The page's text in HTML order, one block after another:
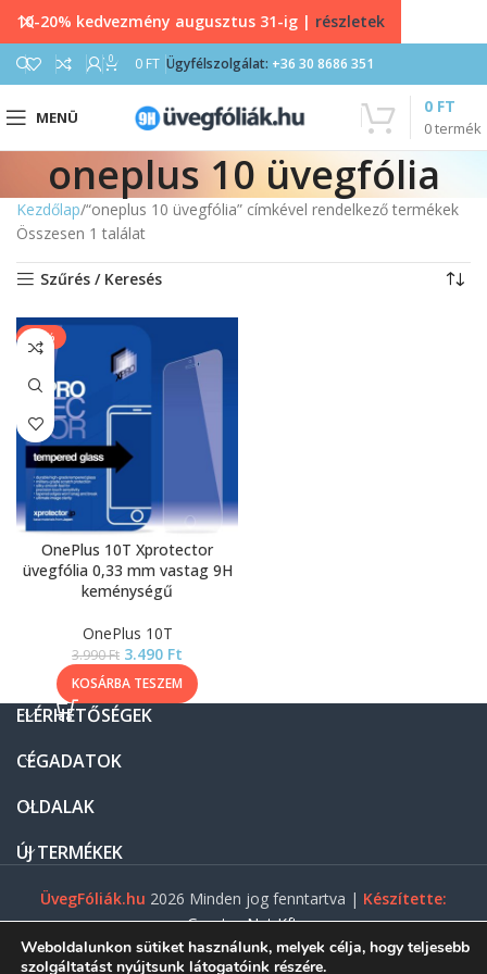
0 0 FT Ügyfélszolgálat: +36 30 8686 351
MENÜ
0termék
0 FT
oneplus 10 üvegfólia
Kezdőlap “oneplus 10 üvegfólia” címkével rendelkező termékek
Összesen 1 találat
Szűrés / Keresés
-13%
OnePlus 10T Xprotector
üvegfólia 0,33 mm vastag 9H
keménységű
OnePlus 10T
3.990Ft 3.490 Ft
KOSÁRBA TESZEM
ELÉRHETŐSÉGEK
CÉGADATOK
OLDALAK
ÚJ TERMÉKEK
ÜvegFóliák.hu 2026 Minden jog fenntartva | Készítette:
Gasztro Net Kft.
10-20% kedvezmény augusztus 31-ig | részletek
Weboldalunkon sütiket használunk, melyek célja, hogy teljesebb
szolgáltatást nyújtsunk látogatóink részére.